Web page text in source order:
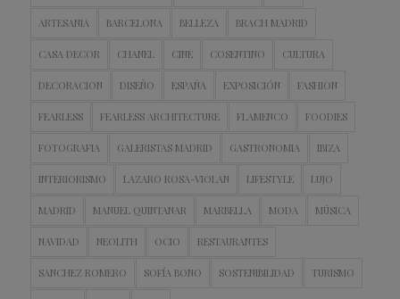
ARTESANIA BARCELONA BELLEZA BRACH MADRID
CASA DECOR CHANEL CINE COSENTINO CULTURA
DECORACION DISEÑO ESPAÑA EXPOSICIÓN FASHION
FEARLESS FEARLESS ARCHITECTURE FLAMENCO FOODIES
FOTOGRAFIA GALERISTAS MADRID GASTRONOMIA IBIZA
INTERIORISMO LAZARO ROSA-VIOLAN LIFESTYLE LUJO
MADRID MANUEL QUINTANAR MARBELLA MODA MÚSICA
NAVIDAD NEOLITH OCIO RESTAURANTES
SANCHEZ ROMERO SOFÍA BONO SOSTENIBILIDAD TURISMO